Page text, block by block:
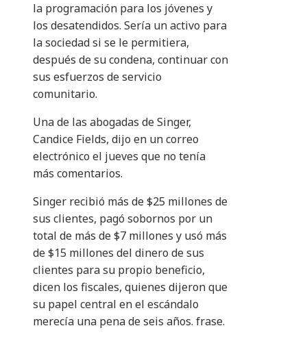
la programación para los jóvenes y
los desatendidos. Sería un activo para
la sociedad si se le permitiera,
después de su condena, continuar con
sus esfuerzos de servicio
comunitario.
Una de las abogadas de Singer,
Candice Fields, dijo en un correo
electrónico el jueves que no tenía
más comentarios.
Singer recibió más de $25 millones de
sus clientes, pagó sobornos por un
total de más de $7 millones y usó más
de $15 millones del dinero de sus
clientes para su propio beneficio,
dicen los fiscales, quienes dijeron que
su papel central en el escándalo
merecía una pena de seis años. frase.